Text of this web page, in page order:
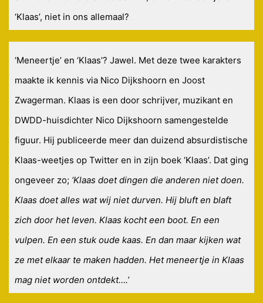
‘Klaas’, niet in ons allemaal?
‘Meneertje’ en ‘Klaas’? Jawel. Met deze twee karakters
maakte ik kennis via Nico Dijkshoorn en Joost
Zwagerman. Klaas is een door schrijver, muzikant en
DWDD-huisdichter Nico Dijkshoorn samengestelde
figuur. Hij publiceerde meer dan duizend absurdistische
Klaas-weetjes op Twitter en in zijn boek ‘Klaas’. Dat ging
ongeveer zo; ‘Klaas doet dingen die anderen niet doen.
Klaas doet alles wat wij niet durven. Hij bluft en blaft
zich door het leven. Klaas kocht een boot. En een
vulpen. En een stuk oude kaas. En dan maar kijken wat
ze met elkaar te maken hadden. Het meneertje in Klaas
mag niet worden ontdekt….’